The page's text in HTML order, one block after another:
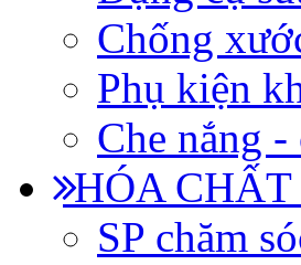
Chống
Phụ kiện
Che nắng
HÓA CHẤT
SP chăm